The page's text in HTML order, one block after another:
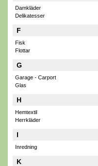
Damkläder
Delikatesser
F
Fisk
Flottar
G
Garage - Carport
Glas
H
Hemtextil
Herrkläder
I
Inredning
K